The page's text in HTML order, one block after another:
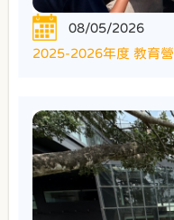
08/05/2026
2025-2026年度 教育營